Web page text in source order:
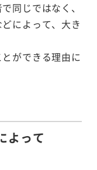
同じではなく、
によって、大き
ができる理由に
よって